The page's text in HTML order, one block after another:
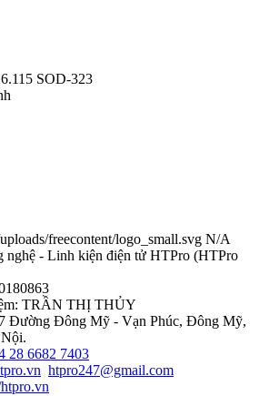
freecontent/logo_small.svg N/A
nghệ - Linh kiện điện tử HTPro (HTPro
TRẦN THỊ THỦY
Đường Đông Mỹ - Vạn Phúc, Đông Mỹ,
28 6682 7403
htpro247@gmail.com